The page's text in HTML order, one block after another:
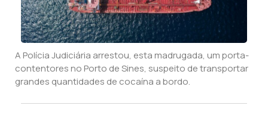
A Polícia Judiciária arrestou, esta madrugada, um porta-
contentores no Porto de Sines, suspeito de transportar
grandes quantidades de cocaína a bordo.